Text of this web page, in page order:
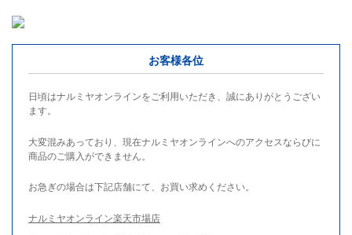
お客様各位
日頃はナルミヤオンラインをご利用いただき、誠にありがとうござい
ます。
大変混みあっており、現在ナルミヤオンラインへのアクセスならびに
商品のご購入ができません。
お急ぎの場合は下記店舗にて、お買い求めください。
ナルミヤオンライン楽天市場店